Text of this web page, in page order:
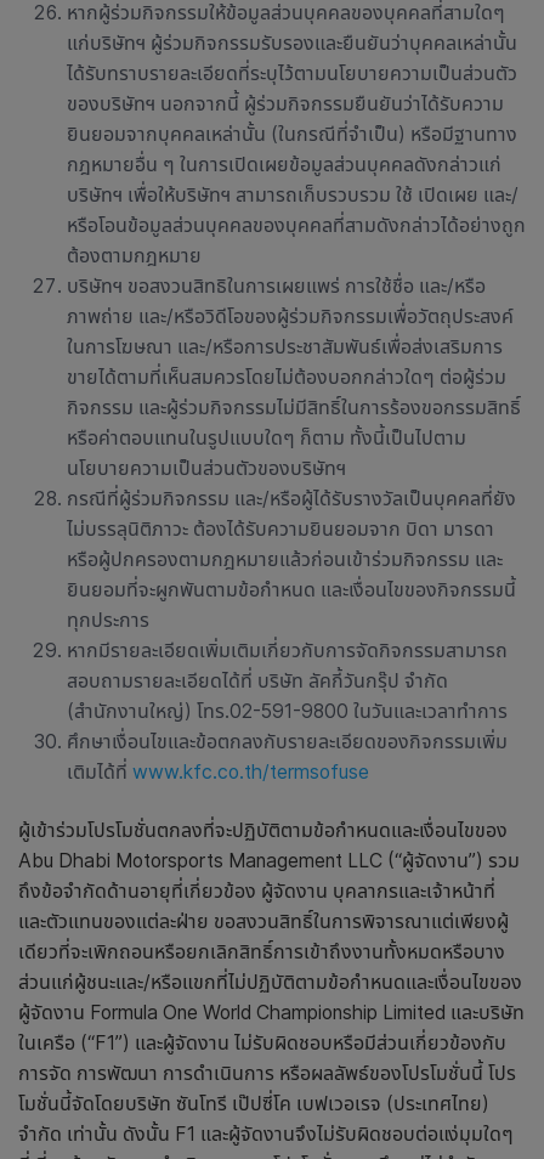
หากผู้ร่วมกิจกรรมให้ข้อมูลส่วนบุคคลของบุคคลที่สามใดๆ
แก่บริษัทฯ ผู้ร่วมกิจกรรมรับรองและยืนยันว่าบุคคลเหล่านั้น
ได้รับทราบรายละเอียดที่ระบุไว้ตามนโยบายความเป็นส่วนตัว
ของบริษัทฯ นอกจากนี้ ผู้ร่วมกิจกรรมยืนยันว่าได้รับความ
ยินยอมจากบุคคลเหล่านั้น (ในกรณีที่จำเป็น) หรือมีฐานทาง
กฎหมายอื่น ๆ ในการเปิดเผยข้อมูลส่วนบุคคลดังกล่าวแก่
บริษัทฯ เพื่อให้บริษัทฯ สามารถเก็บรวบรวม ใช้ เปิดเผย และ/
หรือโอนข้อมูลส่วนบุคคลของบุคคลที่สามดังกล่าวได้อย่างถูก
ต้องตามกฎหมาย
บริษัทฯ ขอสงวนสิทธิในการเผยแพร่ การใช้ชื่อ และ/หรือ
ภาพถ่าย และ/หรือวิดีโอของผู้ร่วมกิจกรรมเพื่อวัตถุประสงค์
ในการโฆษณา และ/หรือการประชาสัมพันธ์เพื่อส่งเสริมการ
ขายได้ตามที่เห็นสมควรโดยไม่ต้องบอกกล่าวใดๆ ต่อผู้ร่วม
กิจกรรม และผู้ร่วมกิจกรรมไม่มีสิทธิ์ในการร้องขอกรรมสิทธิ์
หรือค่าตอบแทนในรูปแบบใดๆ ก็ตาม ทั้งนี้เป็นไปตาม
นโยบายความเป็นส่วนตัวของบริษัทฯ
กรณีที่ผู้ร่วมกิจกรรม และ/หรือผู้ได้รับรางวัลเป็นบุคคลที่ยัง
ไม่บรรลุนิติภาวะ ต้องได้รับความยินยอมจาก บิดา มารดา
หรือผู้ปกครองตามกฎหมายแล้วก่อนเข้าร่วมกิจกรรม และ
ยินยอมที่จะผูกพันตามข้อกำหนด และเงื่อนไขของกิจกรรมนี้
ทุกประการ
หากมีรายละเอียดเพิ่มเติมเกี่ยวกับการจัดกิจกรรมสามารถ
สอบถามรายละเอียดได้ที่ บริษัท ลัคกี้วันกรุ๊ป จำกัด
(สำนักงานใหญ่) โทร.02-591-9800 ในวันและเวลาทำการ
ศึกษาเงื่อนไขและข้อตกลงกับรายละเอียดของกิจกรรมเพิ่ม
เติมได้ที่ www.kfc.co.th/termsofuse
ผู้เข้าร่วมโปรโมชั่นตกลงที่จะปฏิบัติตามข้อกำหนดและเงื่อนไขของ
Abu ​​Dhabi Motorsports Management LLC (“ผู้จัดงาน”) รวม
ถึงข้อจำกัดด้านอายุที่เกี่ยวข้อง ผู้จัดงาน บุคลากรและเจ้าหน้าที่
และตัวแทนของแต่ละฝ่าย ขอสงวนสิทธิ์ในการพิจารณาแต่เพียงผู้
เดียวที่จะเพิกถอนหรือยกเลิกสิทธิ์การเข้าถึงงานทั้งหมดหรือบาง
ส่วนแก่ผู้ชนะและ/หรือแขกที่ไม่ปฏิบัติตามข้อกำหนดและเงื่อนไขของ
ผู้จัดงาน Formula One World Championship Limited และบริษัท
ในเครือ (“F1”) และผู้จัดงาน ไม่รับผิดชอบหรือมีส่วนเกี่ยวข้องกับ
การจัด การพัฒนา การดำเนินการ หรือผลลัพธ์ของโปรโมชั่นนี้ โปร
โมชั่นนี้จัดโดยบริษัท ซันโทรี เป๊ปซี่โค เบฟเวอเรจ (ประเทศไทย)
จำกัด เท่านั้น ดังนั้น F1 และผู้จัดงานจึงไม่รับผิดชอบต่อแง่มุมใดๆ